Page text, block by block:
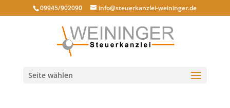
09945/902090 info@steuerkanzlei-weininger.de
Seite wählen